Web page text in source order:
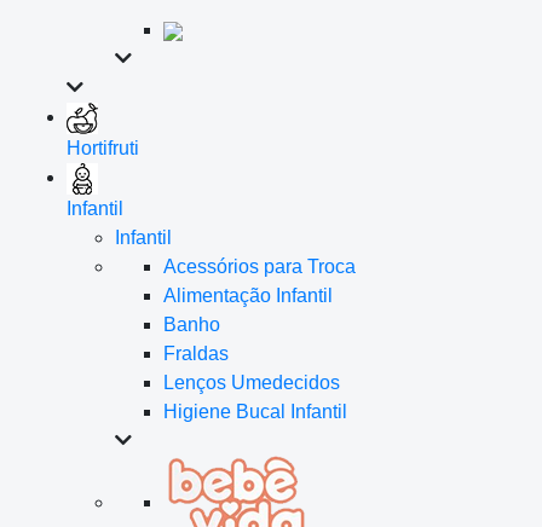
Hortifruti
Infantil
Infantil
Acessórios para Troca
Alimentação Infantil
Banho
Fraldas
Lenços Umedecidos
Higiene Bucal Infantil